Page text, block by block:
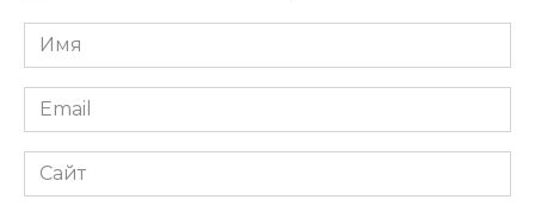
Имя
*
Email
*
Сайт